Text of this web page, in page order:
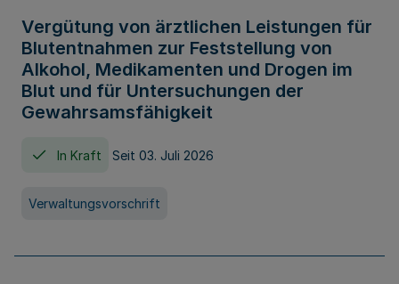
Vergütung von ärztlichen Leistungen für
Blutentnahmen zur Feststellung von
Alkohol, Medikamenten und Drogen im
Blut und für Untersuchungen der
Gewahrsamsfähigkeit
In Kraft Seit 03. Juli 2026
Verwaltungsvorschrift